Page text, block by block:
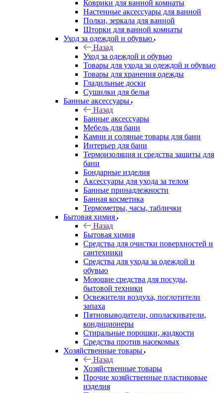
Коврики для ванной комнаты
Настенные аксессуары для ванной
Полки, зеркала для ванной
Шторки для ванной комнаты
Уход за одеждой и обувью
Назад
Уход за одеждой и обувью
Товары для ухода за одеждой и обувью
Товары для хранения одежды
Гладильные доски
Сушилки для белья
Банные аксессуары
Назад
Банные аксессуары
Мебель для бани
Камни и соляные товары для бани
Интерьер для бани
Термоизоляция и средства защиты для
бани
Бондарные изделия
Аксеcсуары для ухода за телом
Банные принадлежности
Банная косметика
Термометры, часы, таблички
Бытовая химия
Назад
Бытовая химия
Средства для очистки поверхностей и
сантехники
Средства для ухода за одеждой и
обувью
Моющие средства для посуды,
бытовой техники
Освежители воздуха, поглотители
запаха
Пятновыводители, ополаскиватели,
кондиционеры
Стиральные порошки, жидкости
Средства против насекомых
Хозяйственные товары
Назад
Хозяйственные товары
Прочие хозяйственные пластиковые
изделия